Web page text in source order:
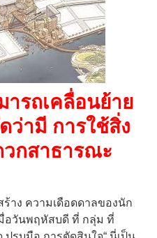
ารถเคลื่อนย้าย
ว่ามี การใช้สิ่ง
กสาธารณะ
าง ความเดือดดาลของนัก
อวันพฤหัสบดี ที่ กลุ่ม ที่